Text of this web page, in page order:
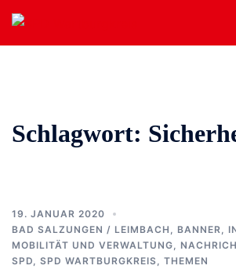
Zum
Inhalt
springen
Schlagwort:
19. JANUAR 2020
BAD SALZUNGEN / LEIMBACH
BANNER
MOBILITÄT UND VERWALTUNG
SPD
SPD WARTBURGKREIS THEMEN